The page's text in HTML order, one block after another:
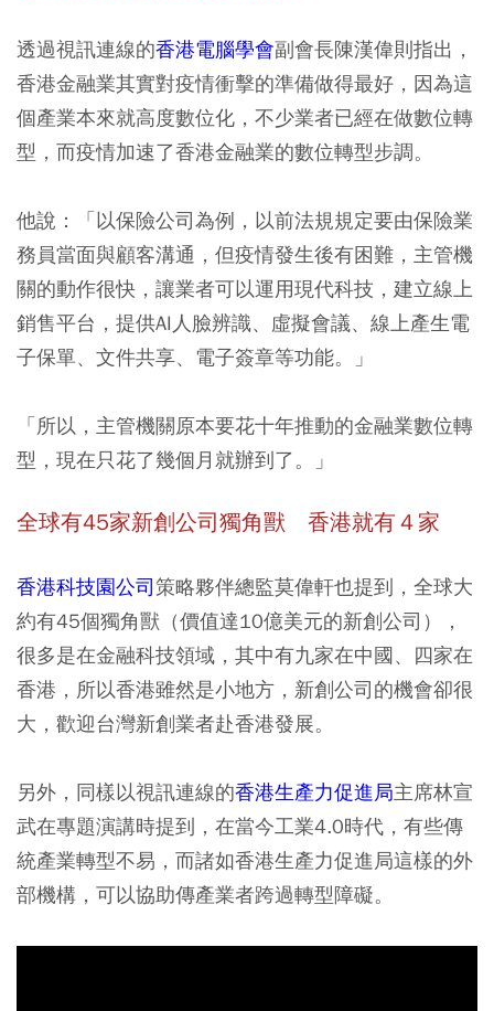
透過視訊連線的香港電腦學會副會長陳漢偉則指出，
香港金融業其實對疫情衝擊的準備做得最好，因為這
個產業本來就高度數位化，不少業者已經在做數位轉
型，而疫情加速了香港金融業的數位轉型步調。
他說：「以保險公司為例，以前法規規定要由保險業
務員當面與顧客溝通，但疫情發生後有困難，主管機
關的動作很快，讓業者可以運用現代科技，建立線上
銷售平台，提供AI人臉辨識、虛擬會議、線上產生電
子保單、文件共享、電子簽章等功能。」
「所以，主管機關原本要花十年推動的金融業數位轉
型， 現在只花了幾個月就辦到了。」
全球有45家新創公司獨角獸 香港就有４家
香港科技園公司策略夥伴總監莫偉軒也提到，全球大
約有45個獨角獸（價值達10億美元的新創公司），
很多是在金融科技領域， 其中有九家在中國、四家在
香港 ，所以香港雖然是小地方，新創公司的機會卻很
大，歡迎台灣新創業者赴香港發展。
另外，同樣以視訊連線的香港生產力促進局主席林宣
武在專題演講時提到，在當今工業4.0時代，有些傳
統產業轉型不易，而諸如香港生產力促進局這樣的外
部機構，可以協助傳產業者跨過轉型障礙。